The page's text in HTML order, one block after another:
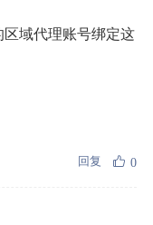
域代理账号绑定这
回复 0